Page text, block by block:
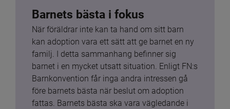
Barnets bästa i fokus
När föräldrar inte kan ta hand om sitt barn
kan adoption vara ett sätt att ge barnet en ny
familj. I detta sammanhang befinner sig
barnet i en mycket utsatt situation. Enligt FN:s
Barnkonvention får inga andra intressen gå
före barnets bästa när beslut om adoption
fattas. Barnets bästa ska vara vägledande i